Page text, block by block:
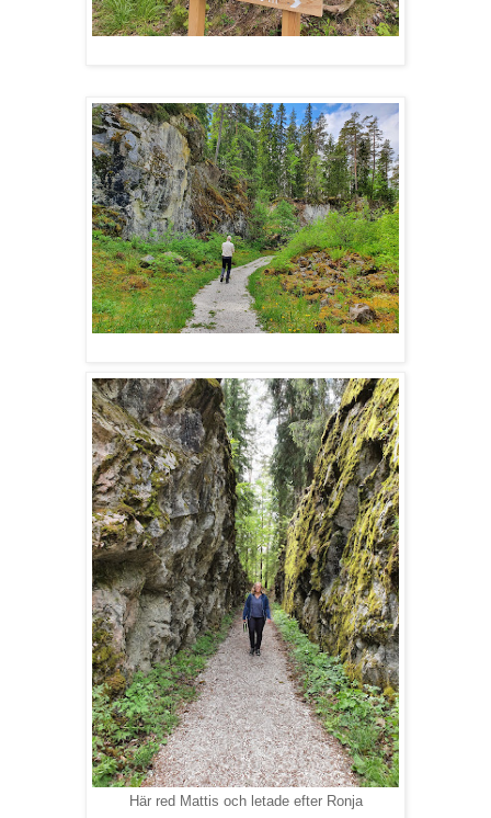
Här red Mattis och letade efter Ronja